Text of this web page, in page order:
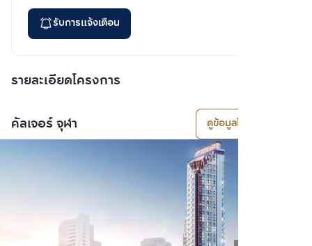
รับการแจ้งเตือน
รายละเอียดโครงการ
คัลเจอร์ จุฬา ดูข้อมูลโครงการ